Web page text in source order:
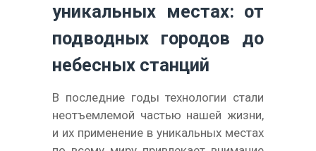
уникальных местах: от
подводных городов до
небесных станций
В последние годы технологии стали
неотъемлемой частью нашей жизни,
и их применение в уникальных местах